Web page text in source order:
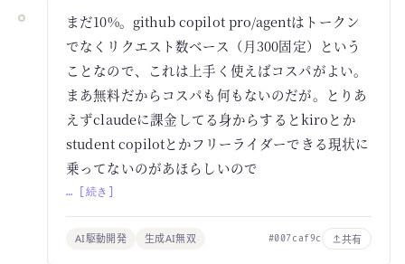
まだ10%。github copilot pro/agentはトークン
でなくリクエスト数ベース（月300固定）という
ことなので、これは上手く使えばコスパがよい。
まあ無料だからコスパも何もないのだが。とりあ
えずclaudeに課金してる身からするとkiroとか
student copilotとかフリーライダーできる現状に
乗ってないのがあほらしいので
… [続き]
AI駆動開発 生成AI無双 #007caf9c 共有